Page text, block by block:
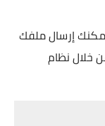
إرسال ملفك
خلال نظام